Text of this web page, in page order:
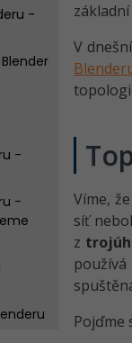
-
-
-
V
Víme,
síť
z
Pojďme